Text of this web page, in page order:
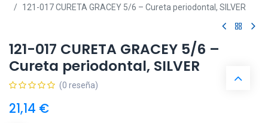
121-017 CURETA GRACEY 5/6 – Cureta periodontal, SILVER
121-017 CURETA GRACEY 5/6 –
Cureta periodontal, SILVER
(0 reseña)
21,14 €